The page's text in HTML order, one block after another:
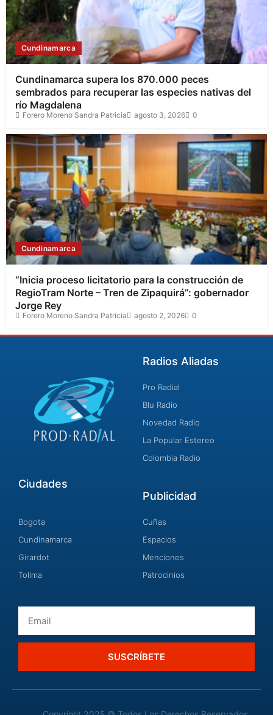
Cundinamarca
Cundinamarca supera los 870.000 peces
sembrados para recuperar las especies nativas del
río Magdalena
Forero Moreno Sandra Patricia agosto 3, 2026 0
Cundinamarca
“Inicia proceso licitatorio para la construcción de
RegioTram Norte – Tren de Zipaquirá”: gobernador
Jorge Rey
Forero Moreno Sandra Patricia agosto 2, 2026 0
Radios Aliadas
Pro Radial
Blu Radio
Novedad Radio
La Popular Estereo
Colombia Radio
Ciudades
Bogota
Cundinamarca
Girardot
Tolima
Publicidad
Cuñas
Espacios
Menciones
Patrocinios
SUSCRÍBETE